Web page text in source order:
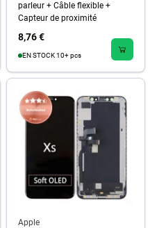
parleur + Câble flexible +
Capteur de proximité
8,76 €
EN STOCK 10+ pcs
Apple